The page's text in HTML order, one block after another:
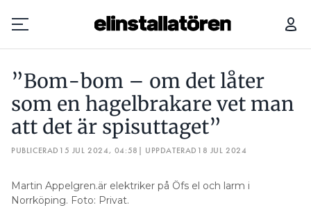
Prenumerera
Hantera prenumeration
Annonsera
”Bom-bom – om det låter
som en hagelbrakare vet man
att det är spisuttaget”
PUBLICERAD 15 JUL 2024, 04:58 | UPPDATERAD 18 JUL 2024
Martin Appelgren.är elektriker på Öfs el och larm i
Norrköping. Foto: Privat.